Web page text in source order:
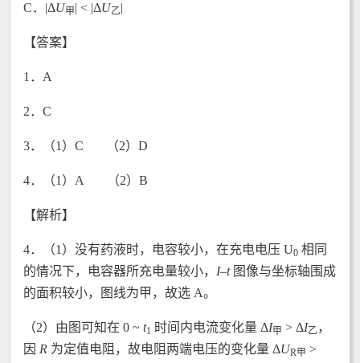
C．|ΔU甲| < |ΔU乙|
【答案】
1．A
2．C
3．（1）C （2）D
4．（1）A （2）B
【解析】
4．（1）没有药液时，电容较小，在充电电压 U0 相同
的情况下，电容器所充电量较小， I–t 图像与坐标轴围成
的面积较小，图线为甲，故选 A。
（2）由图可知在 0 ~ t1 时间内电流变化量 ΔI甲 > ΔI乙，
因 R 为定值电阻，故电阻两端电压的变化量 ΔUR甲 >